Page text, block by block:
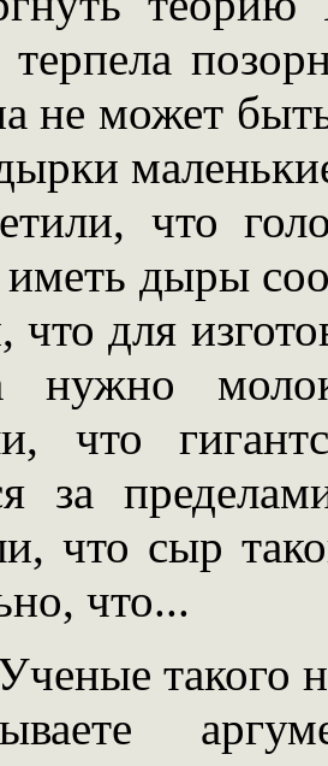
терпела
не может
что
дыры
что для
нужно
что
за
что сыр
что...
такого